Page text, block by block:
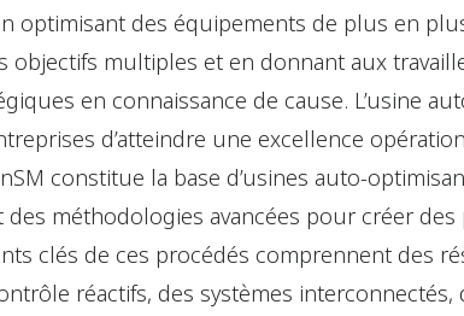
optimisant des équipements de plus en
objectifs multiples et en donnant aux
en connaissance de cause. L’usine
d’atteindre une excellence
constitue la base d’usines auto-
méthodologies avancées pour créer
clés de ces procédés comprennent des
réactifs, des systèmes interconnectés,